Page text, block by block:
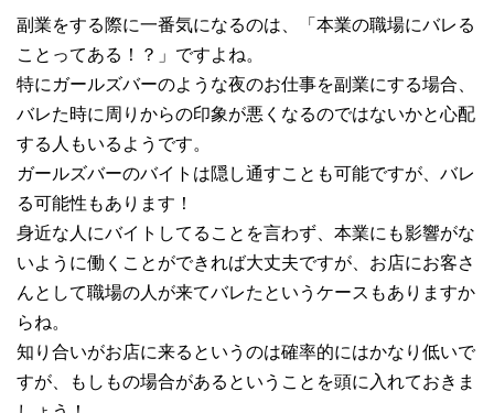
副業をする際に一番気になるのは、「本業の職場にバレる
ことってある！？」ですよね。
特にガールズバーのような夜のお仕事を副業にする場合、
バレた時に周りからの印象が悪くなるのではないかと心配
する人もいるようです。
ガールズバーのバイトは隠し通すことも可能ですが、バレ
る可能性もあります！
身近な人にバイトしてることを言わず、本業にも影響がな
いように働くことができれば大丈夫ですが、お店にお客さ
んとして職場の人が来てバレたというケースもありますか
らね。
知り合いがお店に来るというのは確率的にはかなり低いで
すが、もしもの場合があるということを頭に入れておきま